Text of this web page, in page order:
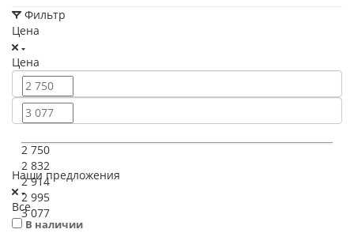
Фильтр
Цена
Цена
2 750
2 832
2 914
2 995
3 077
Наши предложения
Все
В наличии